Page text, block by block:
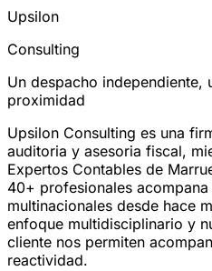
Upsilon
Consulting
Un despacho independiente,
proximidad
Upsilon Consulting es una
auditoria y asesoria fiscal,
Expertos Contables de
40+ profesionales
multinacionales desde hace
enfoque multidisciplinario y
cliente nos permiten
reactividad.